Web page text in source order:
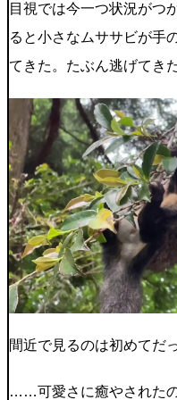
目視では今一つ状況がつ
ると小さなムササビが手
てきた。たぶん逃げてき
間近で見るのは初めてだ
……可愛さに癒やされた